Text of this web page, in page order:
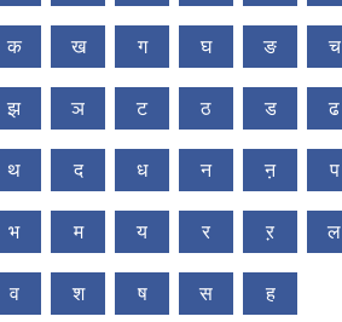
क ख ग घ ङ च
झ ञ ट ठ ड ढ
थ द ध न ऩ प
भ म य र ऱ ल
व श ष स ह